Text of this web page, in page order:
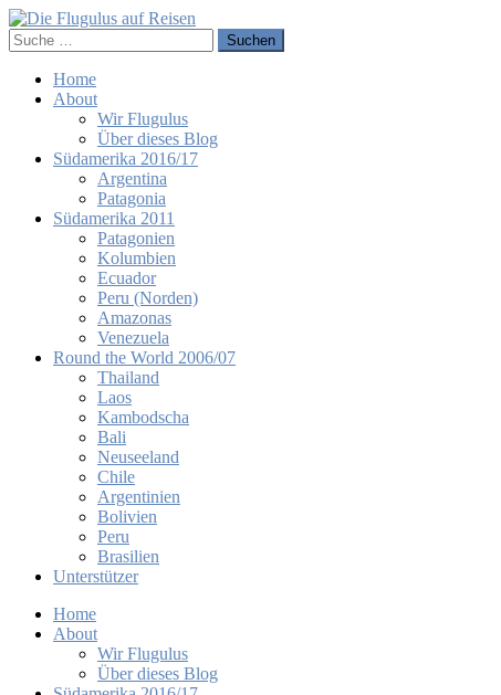
Home
About
Wir Flugulus
Über dieses Blog
Südamerika 2016/17
Argentina
Patagonia
Südamerika 2011
Patagonien
Kolumbien
Ecuador
Peru (Norden)
Amazonas
Venezuela
Round the World 2006/07
Thailand
Laos
Kambodscha
Bali
Neuseeland
Chile
Argentinien
Bolivien
Peru
Brasilien
Unterstützer
Home
About
Wir Flugulus
Über dieses Blog